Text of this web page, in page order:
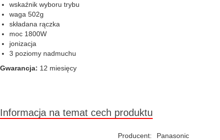
wskaźnik wyboru trybu
waga 502g
składana rączka
moc 1800W
jonizacja
3 poziomy nadmuchu
Gwarancja: 12 miesięcy
Informacja na temat cech produktu
Producent:
Panasonic